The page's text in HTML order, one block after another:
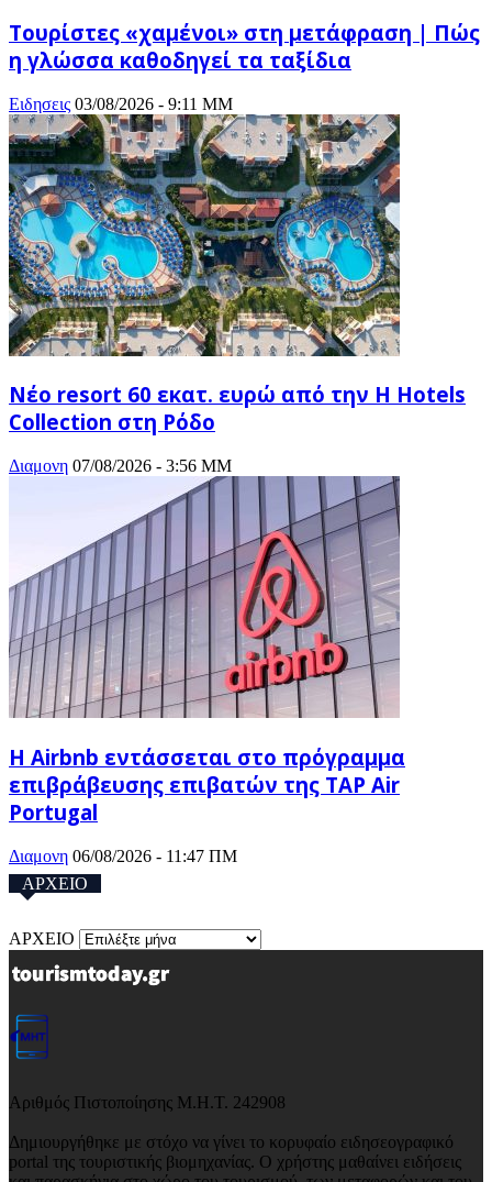
Τουρίστες «χαμένοι» στη μετάφραση | Πώς
η γλώσσα καθοδηγεί τα ταξίδια
Ειδησεις 03/08/2026 - 9:11 ΜΜ
Νέο resort 60 εκατ. ευρώ από την H Hotels
Collection στη Ρόδο
Διαμονη 07/08/2026 - 3:56 ΜΜ
Η Airbnb εντάσσεται στο πρόγραμμα
επιβράβευσης επιβατών της TAP Air
Portugal
Διαμονη 06/08/2026 - 11:47 ΠΜ
ΑΡΧΕΙΟ
ΑΡΧΕΙΟ
Αριθμός Πιστοποίησης Μ.Η.Τ. 242908
Δημιουργήθηκε με στόχο να γίνει το κορυφαίο ειδησεογραφικό
portal της τουριστικής βιομηχανίας. Ο χρήστης μαθαίνει ειδήσεις